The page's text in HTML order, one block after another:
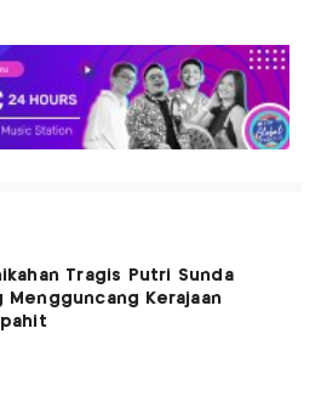
Tragis Putri Sunda
Mengguncang Kerajaan